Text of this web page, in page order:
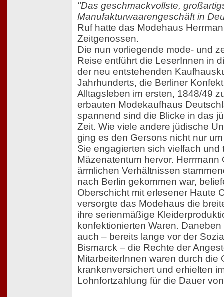
"Das geschmackvollste,
Manufakturwaarengeschäft in
Ruf hatte das Modehaus
Zeitgenossen.
Die nun vorliegende mode- und
Reise entführt die LeserInnen in
der neu entstehenden
Jahrhunderts, die Berliner
Alltagsleben im ersten, 1848/49
erbauten Modekaufhaus
spannend sind die Blicke in das
Zeit. Wie viele andere jüdische
ging es den Gersons nicht nur
Sie engagierten sich vielfach und
Mäzenatentum hervor.
ärmlichen Verhältnissen
nach Berlin gekommen war,
Oberschicht mit erlesener Haute
versorgte das Modehaus die
ihre serienmäßige
konfektionierten Waren.
auch – bereits lange vor der
Bismarck – die Rechte der
MitarbeiterInnen waren durch die
krankenversichert und erhielten
Lohnfortzahlung für die Dauer